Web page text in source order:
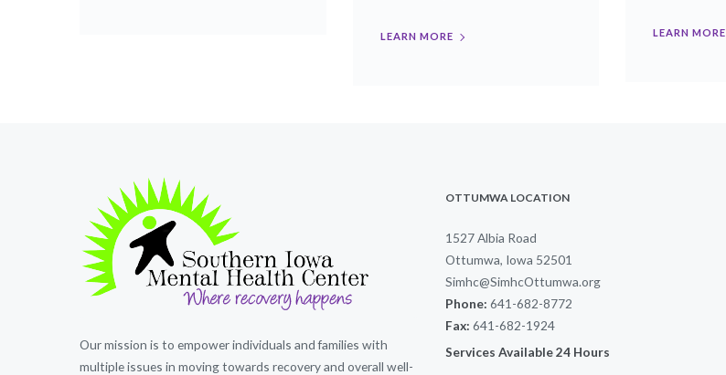
LEARN MORE LEARN MORE
Our mission is to empower individuals and families with
multiple issues in moving towards recovery and overall well-
OTTUMWA LOCATION
1527 Albia Road
Ottumwa, Iowa 52501
Simhc@SimhcOttumwa.org
Phone: 641-682-8772
Fax: 641-682-1924
Services Available 24 Hours